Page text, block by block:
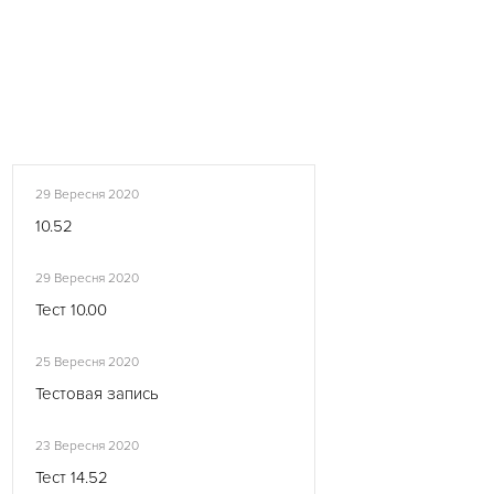
29 Вересня 2020
10.52
29 Вересня 2020
Тест 10.00
25 Вересня 2020
Тестовая запись
23 Вересня 2020
Тест 14.52